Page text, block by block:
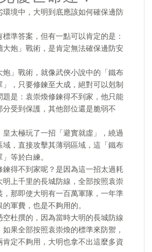
環境中，大明到底應該如何確保邊防
準答案，但有一點可以肯定的是：
大炮」戰術，是肯定無法確保邊防安
炮」戰術，就像武俠小說中的「鐵布
，只要修鍊至大成，絕對可以剋制
題是：袁崇煥修鍊得不到家，他只能
分受到保護，其他部位還是脆弱不
皇太極玩了一招「避實就虛」，繞過
域，直接攻擊其薄弱區域，這「鐵布
等於白練。
鍊得不到家呢？是因為這一招太過耗
明上千里的長城防線，全部按照袁崇
，那即使大明有一百萬軍隊，一年準
軍費，也是不夠用的。
空杜撰的，因為當時大明的長城防線
果全部按照袁崇煥的標準來防禦，
肯定不夠用，大明也拿不出這麼多資